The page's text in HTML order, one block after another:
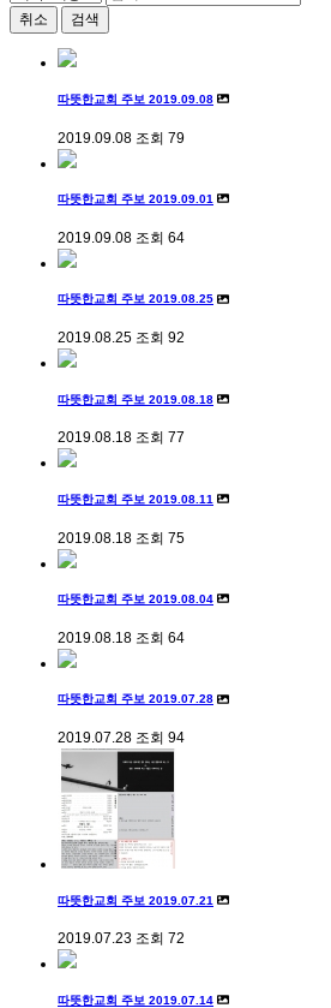
취소 검색
따뜻한교회 주보 2019.09.08
2019.09.08 조회 79
따뜻한교회 주보 2019.09.01
2019.09.08 조회 64
따뜻한교회 주보 2019.08.25
2019.08.25 조회 92
따뜻한교회 주보 2019.08.18
2019.08.18 조회 77
따뜻한교회 주보 2019.08.11
2019.08.18 조회 75
따뜻한교회 주보 2019.08.04
2019.08.18 조회 64
따뜻한교회 주보 2019.07.28
2019.07.28 조회 94
따뜻한교회 주보 2019.07.21
2019.07.23 조회 72
따뜻한교회 주보 2019.07.14